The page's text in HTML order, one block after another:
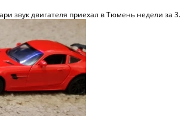
звук двигателя приехал в Тюмень недели за 3.